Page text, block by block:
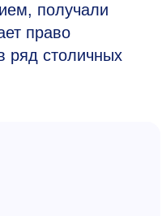
получали
право
ряд столичных